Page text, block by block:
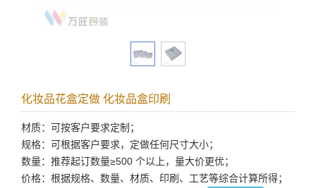
化妆品花盒定做 化妆品盒印刷
材质：可按客户要求定制；
规格：可根据客户要求，定做任何尺寸大小；
数量：推荐起订数量≥500 个以上，量大价更优；
价格：根据规格、数量、材质、印刷、工艺等综合计算所得；